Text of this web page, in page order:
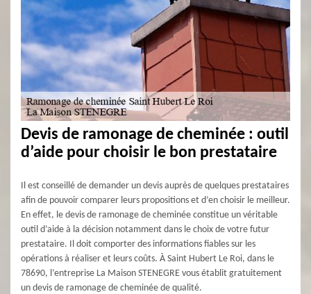
Devis de ramonage de cheminée : outil
d’aide pour choisir le bon prestataire
Il est conseillé de demander un devis auprès de quelques prestataires
afin de pouvoir comparer leurs propositions et d’en choisir le meilleur.
En effet, le devis de ramonage de cheminée constitue un véritable
outil d’aide à la décision notamment dans le choix de votre futur
prestataire. Il doit comporter des informations fiables sur les
opérations à réaliser et leurs coûts. À Saint Hubert Le Roi, dans le
78690, l’entreprise La Maison STENEGRE vous établit gratuitement
un devis de ramonage de cheminée de qualité.